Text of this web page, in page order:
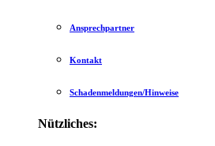
Ansprechpartner
Kontakt
Schadenmeldungen/Hinweise
Nützliches: